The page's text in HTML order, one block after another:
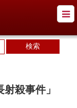
殺事件」